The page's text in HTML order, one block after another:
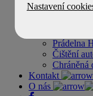
Naše další
Prádelna
Čištění
Chráněná
Kontakt
O nás
Nastavení